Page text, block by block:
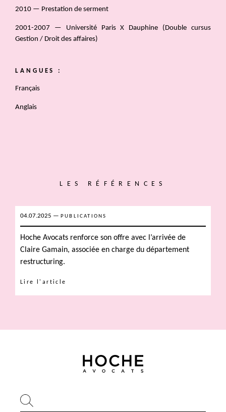
2010 — Prestation de serment
2001-2007 — Université Paris X Dauphine (Double cursus
Gestion / Droit des affaires)
LANGUES :
Français
Anglais
LES RÉFÉRENCES
04.07.2025 — PUBLICATIONS
Hoche Avocats renforce son offre avec l’arrivée de
Claire Gamain, associée en charge du département
restructuring.
Lire l'article